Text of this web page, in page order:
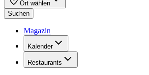
Ort wählen
Suchen
Magazin
Kalender
Restaurants